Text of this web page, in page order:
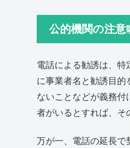
公的機関の注
電話による勧誘は、
に事業者名と勧誘目
ないことなどが義務
者がいるとすれば、そ
万が一、電話の延長で